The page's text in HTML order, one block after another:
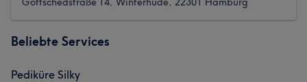
Beliebte Services
Pediküre Silky